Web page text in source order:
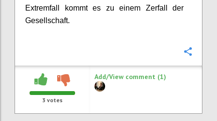
Extremfall kommt es zu einem Zerfall der
Gesellschaft.
3 votes
Add/View comment (1)